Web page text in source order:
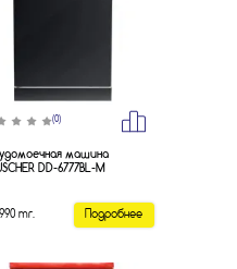
(0)
машина
DD-6777BL-M
990 тг. Подробнее